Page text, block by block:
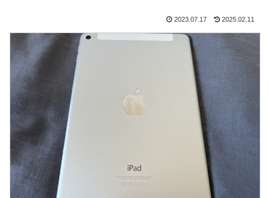
2023.07.17 2025.02.11